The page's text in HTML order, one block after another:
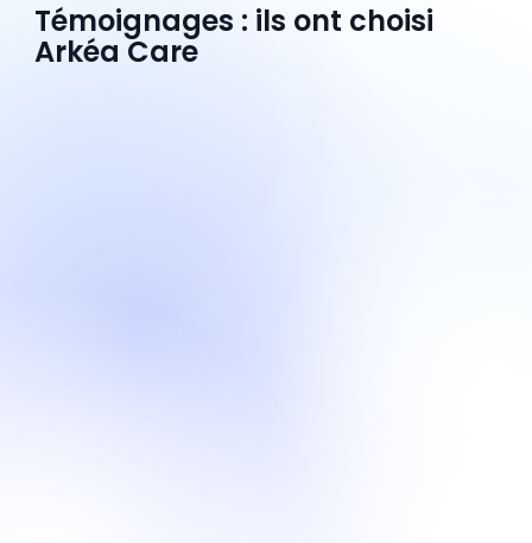
Témoignages : ils ont choisi
Arkéa Care